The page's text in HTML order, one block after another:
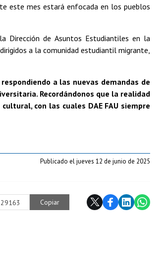
este mes estará enfocada en los pueblos
Dirección de Asuntos Estudiantiles en la
a la comunidad estudiantil migrante,
a las nuevas demandas de
Recordándonos que la realidad
con las cuales DAE FAU siempre
Publicado el jueves 12 de junio de 2025
Copiar